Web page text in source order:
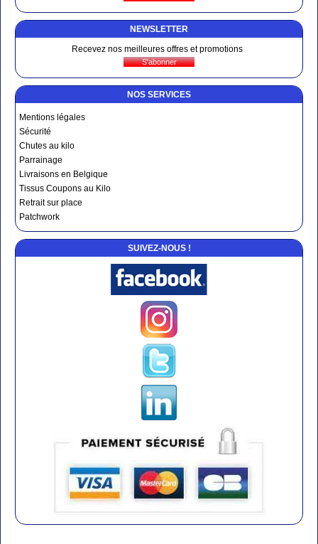
NEWSLETTER
Recevez nos meilleures offres et promotions
NOS SERVICES
Mentions légales
Sécurité
Chutes au kilo
Parrainage
Livraisons en Belgique
Tissus Coupons au Kilo
Retrait sur place
Patchwork
SUIVEZ-NOUS !